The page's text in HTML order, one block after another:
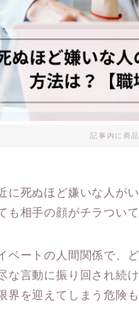
記事内に商
に死ぬほど嫌いな人が
も相手の顔がチラつい
ベートの人間関係で、
な言動に振り回され続
界を迎えてしまう危険も